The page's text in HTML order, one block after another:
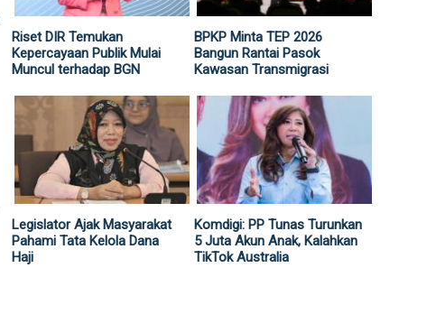
Riset DIR Temukan
Kepercayaan Publik Mulai
Muncul terhadap BGN
BPKP Minta TEP 2026
Bangun Rantai Pasok
Kawasan Transmigrasi
Legislator Ajak Masyarakat
Pahami Tata Kelola Dana
Haji
Komdigi: PP Tunas Turunkan
5 Juta Akun Anak, Kalahkan
TikTok Australia